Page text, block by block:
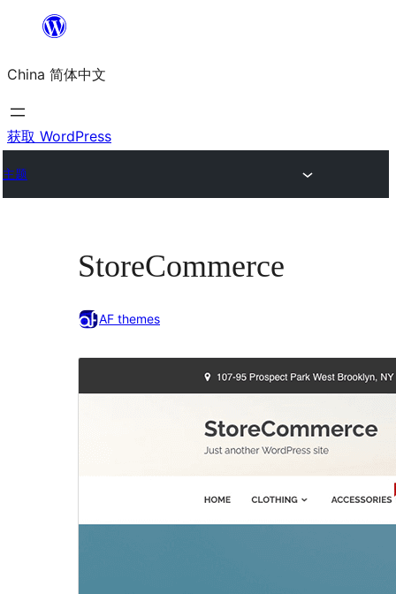
内
容
China 简体中文
获取 WordPress
主题
StoreCommerce
AF themes